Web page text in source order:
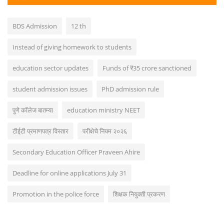
BDS Admission 12 th
Instead of giving homework to students
education sector updates Funds of ₹35 crore sanctioned
student admission issues PhD admission rule
पुणे कॉलेज बातम्या education ministry NEET
टीईटी प्रमाणपत्र विस्तार परीक्षेचे नियम २०२६
Secondary Education Officer Praveen Ahire
Deadline for online applications July 31
Promotion in the police force शिक्षक नियुक्ती प्रकरण